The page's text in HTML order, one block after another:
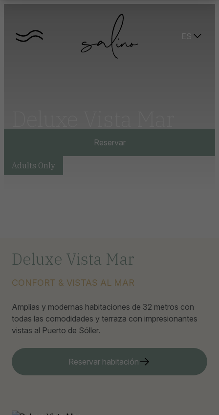
ES
Reservar
Adults Only
Deluxe Vista Mar
CONFORT & VISTAS AL MAR
Amplias y modernas habitaciones de 32 metros con
todas las comodidades y terraza con impresionantes
vistas al Puerto de Sóller.
Reservar habitación